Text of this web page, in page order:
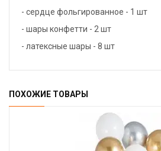
- сердце фольгированное - 1 шт
- шары конфетти - 2 шт
- латексные шары - 8 шт
ПОХОЖИЕ ТОВАРЫ